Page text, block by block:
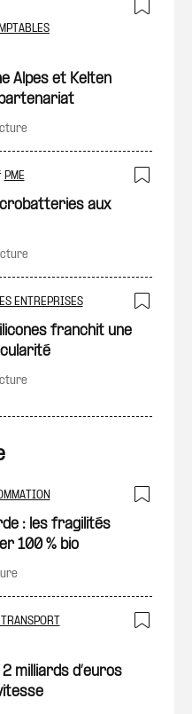
Alpes et Kelten
PME
aux
ENTREPRISES
franchit une
: les fragilités
100 % bio
milliards d’euros